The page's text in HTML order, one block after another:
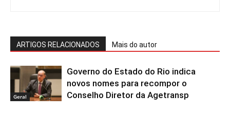
ARTIGOS RELACIONADOS Mais do autor
Geral
Governo do Estado do Rio indica
novos nomes para recompor o
Conselho Diretor da Agetransp